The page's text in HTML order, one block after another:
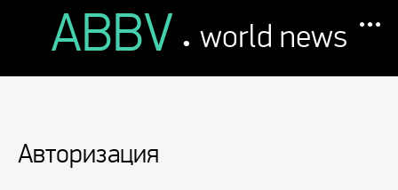
ABBV . world news
Авторизация